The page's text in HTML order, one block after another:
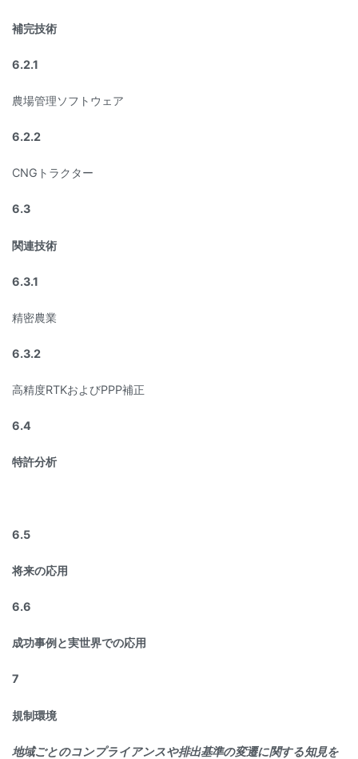
補完技術
6.2.1
農場管理ソフトウェア
6.2.2
CNGトラクター
6.3
関連技術
6.3.1
精密農業
6.3.2
高精度RTKおよびPPP補正
6.4
特許分析
6.5
将来の応用
6.6
成功事例と実世界での応用
7
規制環境
地域ごとのコンプライアンスや排出基準の変遷に関する知見を